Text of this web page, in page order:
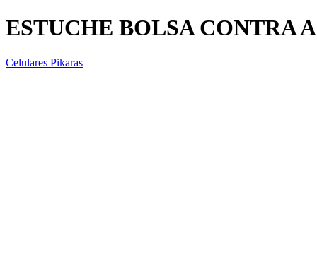
ESTUCHE BOLSA CONTRA
Celulares Pikaras